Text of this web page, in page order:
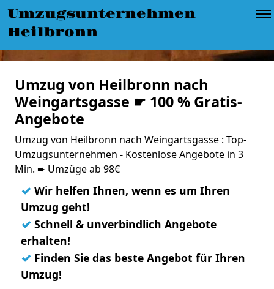
Umzugsunternehmen
Heilbronn
Umzug von Heilbronn nach
Weingartsgasse ☛ 100 % Gratis-
Angebote
Umzug von Heilbronn nach Weingartsgasse : Top-
Umzugsunternehmen - Kostenlose Angebote in 3
Min. ➨ Umzüge ab 98€
✓ Wir helfen Ihnen, wenn es um Ihren
Umzug geht!
✓ Schnell & unverbindlich Angebote
erhalten!
✓ Finden Sie das beste Angebot für Ihren
Umzug!